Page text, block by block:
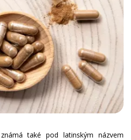
také pod latinským názvem